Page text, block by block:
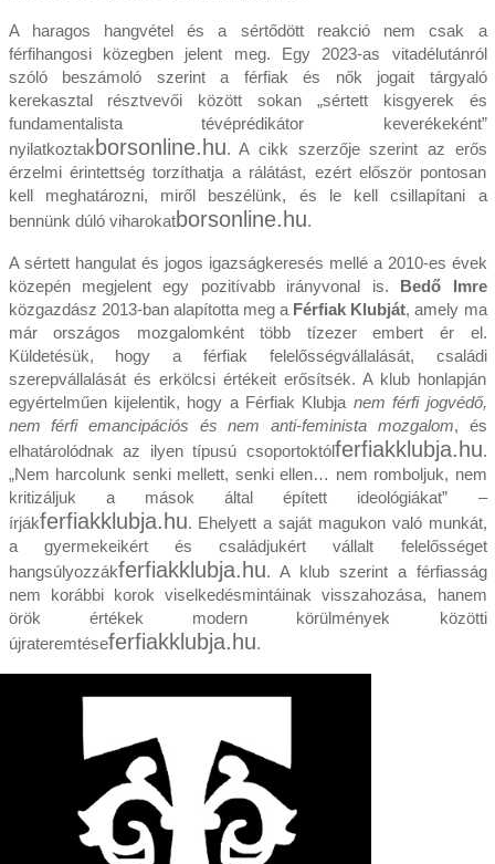
A haragos hangvétel és a sértődött reakció nem csak a
férfihangosi közegben jelent meg. Egy 2023‑as vitadélutánról
szóló beszámoló szerint a férfiak és nők jogait tárgyaló
kerekasztal résztvevői között sokan „sértett kisgyerek és
fundamentalista tévéprédikátor keverékeként”
nyilatkoztak borsonline.hu. A cikk szerzője szerint az erős
érzelmi érintettség torzíthatja a rálátást, ezért először pontosan
kell meghatározni, miről beszélünk, és le kell csillapítani a
bennünk dúló viharokatborsonline.hu.
A sértett hangulat és jogos igazságkeresés mellé a 2010‑es évek
közepén megjelent egy pozitívabb irányvonal is. Bedő Imre
közgazdász 2013‑ban alapította meg a Férfiak Klubját, amely ma
már országos mozgalomként több tízezer embert ér el.
Küldetésük, hogy a férfiak felelősségvállalását, családi
szerepvállalását és erkölcsi értékeit erősítsék. A klub honlapján
egyértelműen kijelentik, hogy a Férfiak Klubja nem férfi jogvédő,
nem férfi emancipációs és nem anti‑feminista mozgalom, és
elhatárolódnak az ilyen típusú csoportoktólferfiakklubja.hu.
„Nem harcolunk senki mellett, senki ellen… nem romboljuk, nem
kritizáljuk a mások által épített ideológiákat” –
írjákferfiakklubja.hu. Ehelyett a saját magukon való munkát,
a gyermekeikért és családjukért vállalt felelősséget
hangsúlyozzákferfiakklubja.hu. A klub szerint a férfiasság
nem korábbi korok viselkedésmintáinak visszahozása, hanem
örök értékek modern körülmények közötti
újrateremtéseferfiakklubja.hu.